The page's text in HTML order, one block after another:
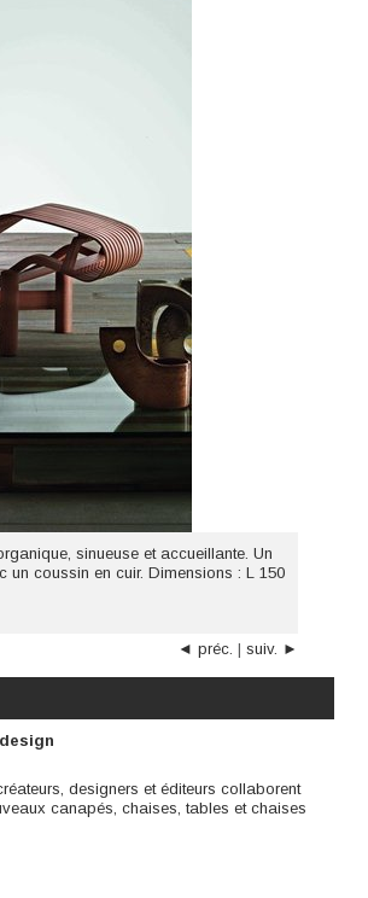
sinueuse et accueillante. Un
un coussin en cuir. Dimensions : L 150
◄ préc. | suiv. ►
designers et éditeurs collaborent
canapés, chaises, tables et chaises